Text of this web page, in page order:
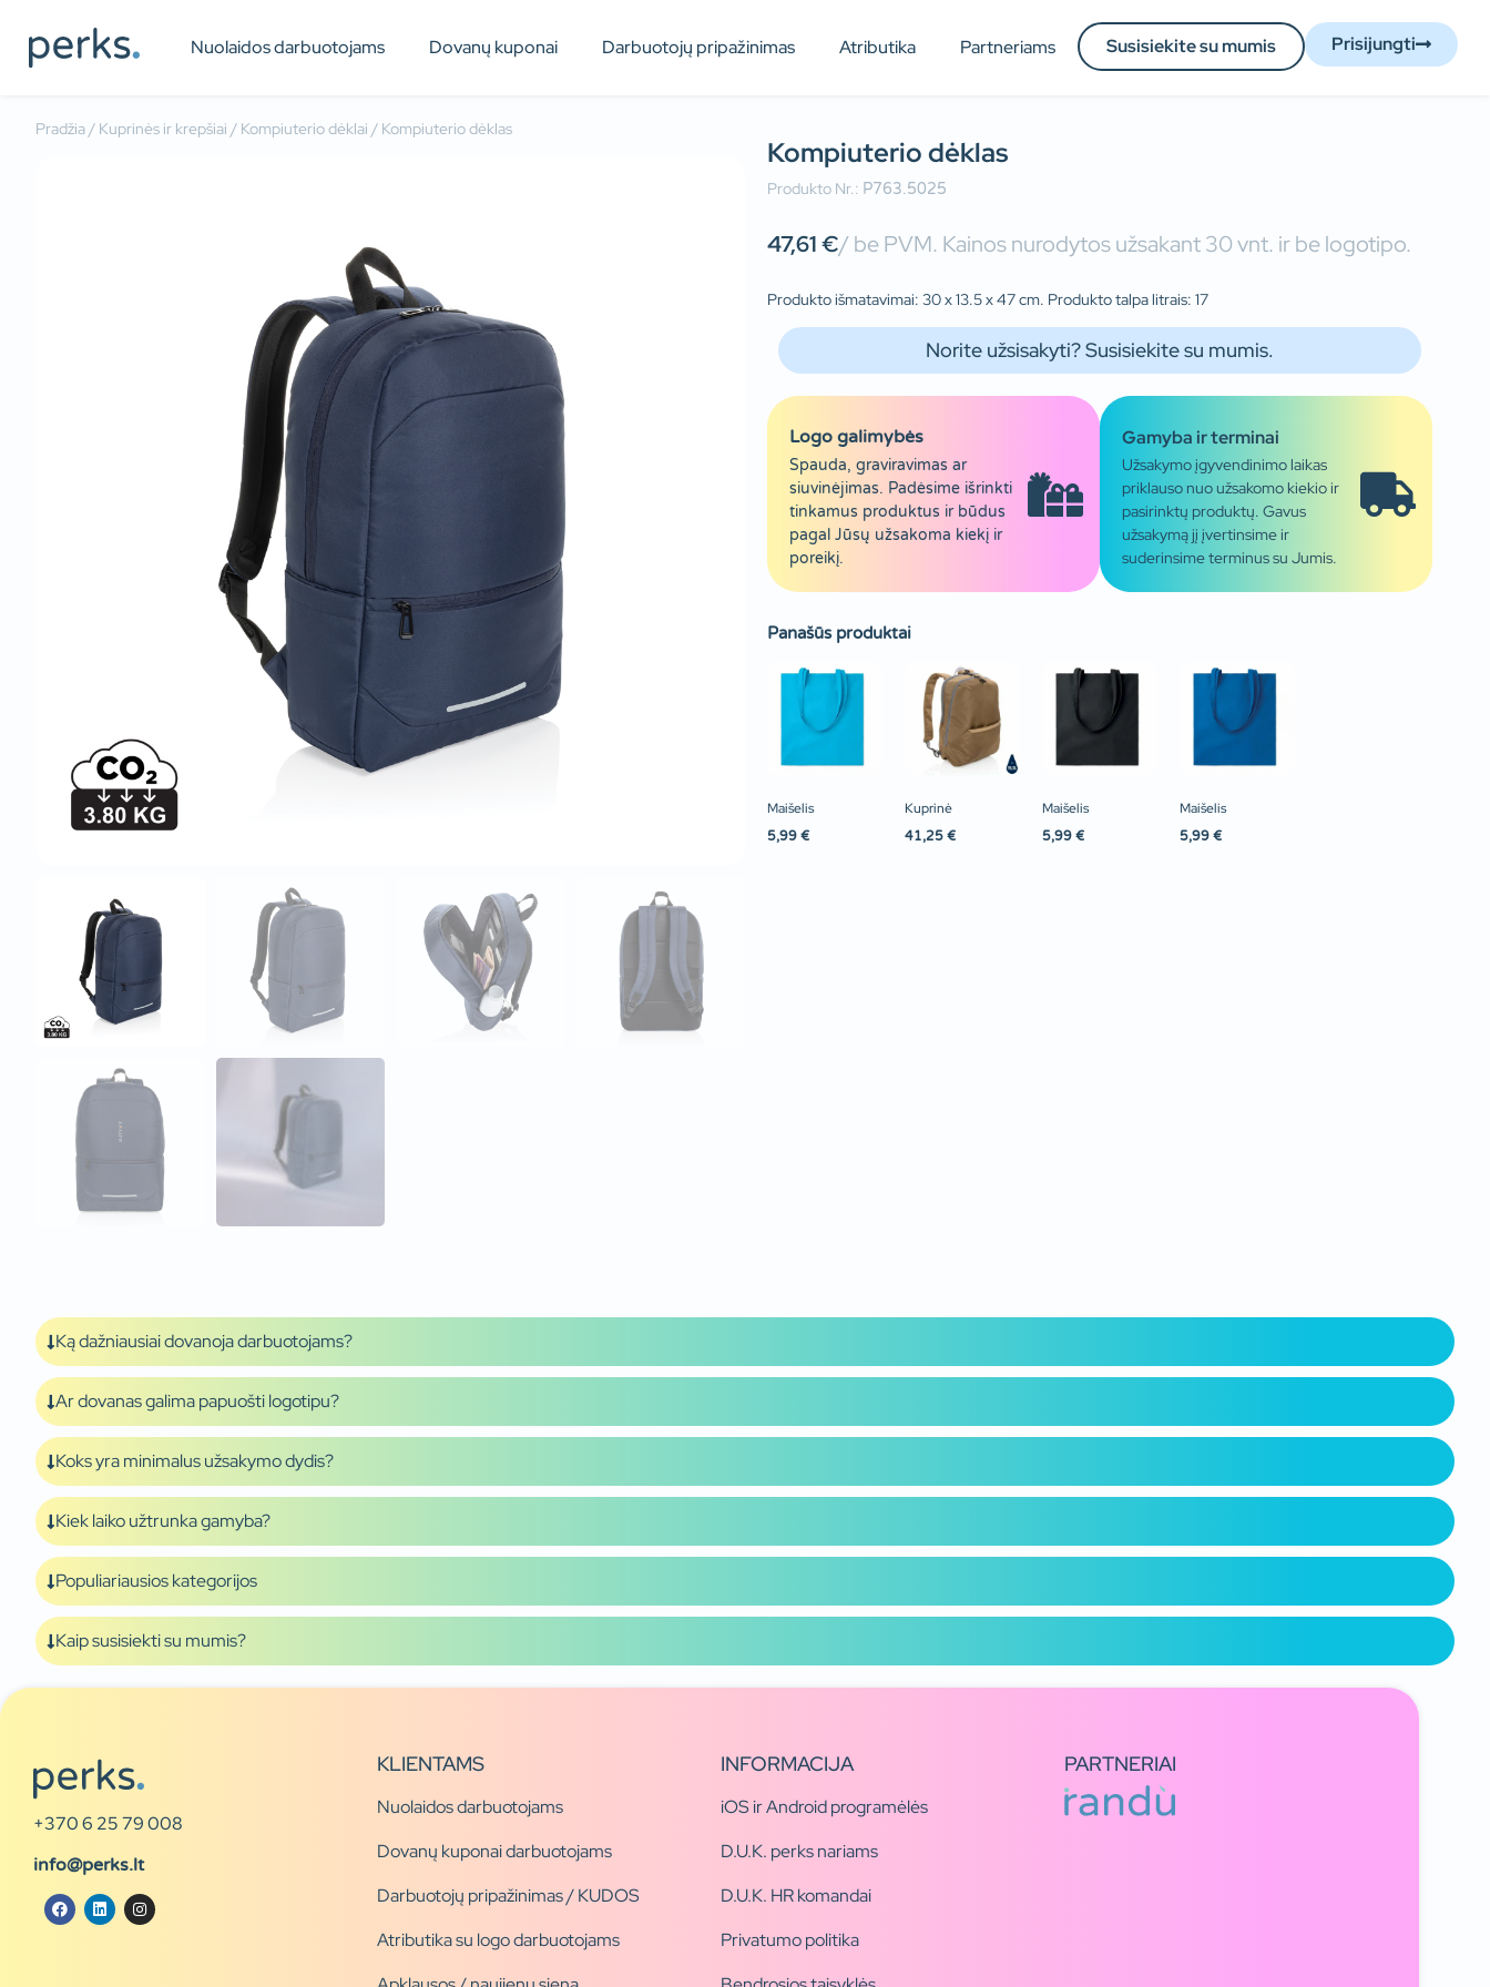
Nuolaidos darbuotojams Dovanų kuponai Darbuotojų pripažinimas Atributika Partneriams Susisiekite su mumis Prisijungti
Pradžia/ Kuprinės ir krepšiai / Kompiuterio dėklai / Kompiuterio dėklas
Kompiuterio dėklas
Produkto Nr.: P763.5025
47,61€/ be PVM. Kainos nurodytos užsakant 30 vnt. ir be logotipo.
Produkto išmatavimai: 30 x 13.5 x 47 cm. Produkto talpa litrais: 17
Norite užsisakyti? Susisiekite su mumis.
Logo galimybės
Spauda, graviravimas ar
siuvinėjimas. Padėsime išrinkti
tinkamus produktus ir būdus
pagal Jūsų užsakoma kiekį ir
poreikį.
Gamyba ir terminai
Užsakymo įgyvendinimo laikas
priklauso nuo užsakomo kiekio ir
pasirinktų produktų. Gavus
užsakymą jį įvertinsime ir
suderinsime terminus su Jumis.
Panašūs produktai
Maišelis
5,99 €
Kuprinė
41,25 €
Maišelis
5,99 €
Maišelis
5,99 €
Ką dažniausiai dovanoja darbuotojams?
Ar dovanas galima papuošti logotipu?
Koks yra minimalus užsakymo dydis?
Kiek laiko užtrunka gamyba?
Populiariausios kategorijos
Kaip susisiekti su mumis?
+370 6 25 79 008
info@perks.lt
KLIENTAMS
Nuolaidos darbuotojams
Dovanų kuponai darbuotojams
Darbuotojų pripažinimas / KUDOS
Atributika su logo darbuotojams
INFORMACIJA
iOS ir Android programėlės
D.U.K. perks nariams
D.U.K. HR komandai
Privatumo politika
PARTNERIAI